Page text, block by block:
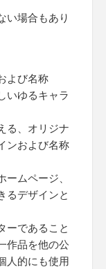
い場合もあり
よび名称
いゆるキャラ
る、オリジナ
ンおよび名称
ムページ、
るデザインと
ーであること
作品を他の公
人的にも使用